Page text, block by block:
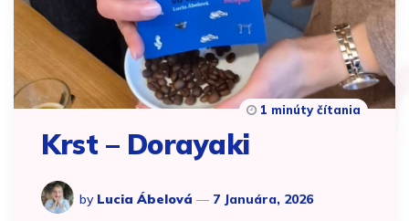
Krst – Dorayaki
by Lucia Ábelová 7 Januára, 2026
1 minúty čítania